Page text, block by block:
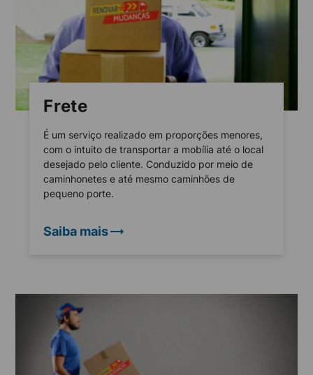
Frete
É um serviço realizado em proporções menores,
com o intuito de transportar a mobília até o local
desejado pelo cliente. Conduzido por meio de
caminhonetes e até mesmo caminhões de
pequeno porte.
Saiba mais